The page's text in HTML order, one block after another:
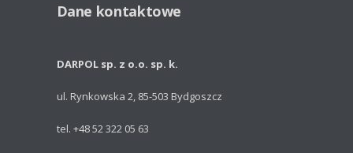
Dane kontaktowe
DARPOL sp. z o.o. sp. k.
ul. Rynkowska 2, 85-503 Bydgoszcz
tel. +48 52 322 05 63